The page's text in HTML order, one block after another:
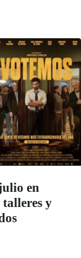
en
y